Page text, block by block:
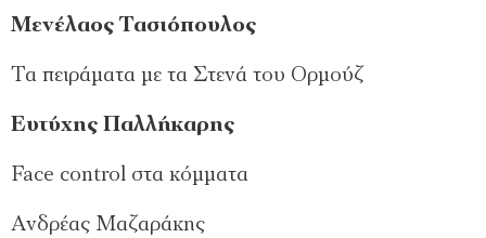
Μενέλαος Τασιόπουλος
Τα πειράματα με τα Στενά του Ορμούζ
Ευτύχης Παλλήκαρης
Face control στα κόμματα
Ανδρέας Μαζαράκης